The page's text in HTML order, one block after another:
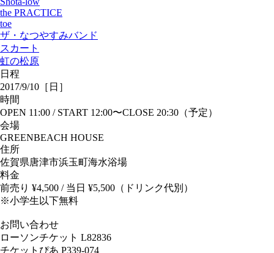
the PRACTICE
toe
ザ・なつやすみバンド
スカート
虹の松原
日程
2017/9/10［日］
時間
OPEN 11:00 / START 12:00〜CLOSE 20:30（予定）
会場
GREENBEACH HOUSE
住所
佐賀県唐津市浜玉町海水浴場
料金
前売り ¥4,500 / 当日 ¥5,500（ドリンク代別）
※小学生以下無料
お問い合わせ
ローソンチケット L82836
チケットぴあ P339-074